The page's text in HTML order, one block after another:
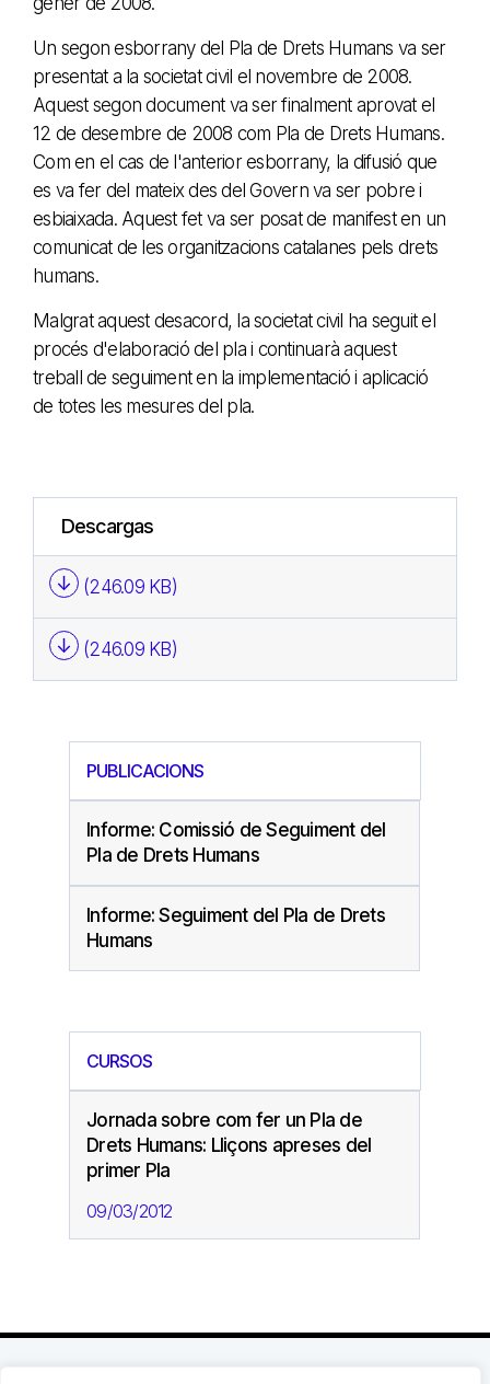
Un segon esborrany del Pla de Drets Humans va ser
presentat a la societat civil el novembre de 2008.
Aquest segon document va ser finalment aprovat el
12 de desembre de 2008 com Pla de Drets Humans.
Com en el cas de l'anterior esborrany, la difusió que
es va fer del mateix des del Govern va ser pobre i
esbiaixada. Aquest fet va ser posat de manifest en un
comunicat de les organitzacions catalanes pels drets
humans.
Malgrat aquest desacord, la societat civil ha seguit el
procés d'elaboració del pla i continuarà aquest
treball de seguiment en la implementació i aplicació
de totes les mesures del pla.
Descargas
(246.09 KB)
(246.09 KB)
PUBLICACIONS
Informe: Comissió de Seguiment del
Pla de Drets Humans
Informe: Seguiment del Pla de Drets
Humans
CURSOS
Jornada sobre com fer un Pla de
Drets Humans: Lliçons apreses del
primer Pla
09/03/2012